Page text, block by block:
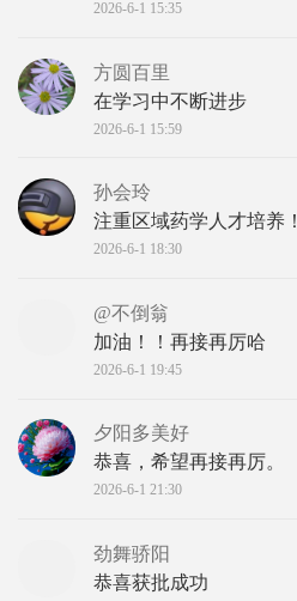
2026-6-1 15:35
方圆百里
在学习中不断进步
2026-6-1 15:59
孙会玲
注重区域药学人才培养！
2026-6-1 18:30
@不倒翁
加油！！再接再厉哈
2026-6-1 19:45
夕阳多美好
恭喜，希望再接再厉。
2026-6-1 21:30
劲舞骄阳
恭喜获批成功